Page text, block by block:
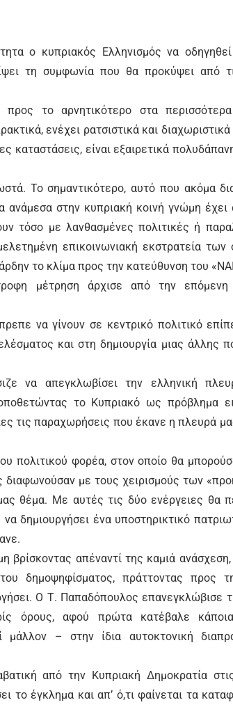
ο κυπριακός Ελληνισμός να
τη συμφωνία που θα προκύψει από
το αρνητικότερo στα
ενέχει ρατσιστικά και διαχωριστικά
είναι εξαιρετικά
Το σημαντικότερο, αυτό που ακόμα
ανάμεσα στην κυπριακή κοινή γνώμη έχει
τόσο με λανθασμένες πολιτικές ή
επικοινωνιακή εκστρατεία
το κλίμα προς την κατεύθυνση του
μέτρηση άρχισε από την
να γίνουν σε κεντρικό πολιτικό
και στη δημιουργία μιας άλλης
να απεγκλωβίσει την ελληνική
το Κυπριακό ως πρόβλημα
τις παραχωρήσεις που έκανε η πλευρά
πολιτικού φορέα, στον οποίο θα
διαφωνούσαν με τους χειρισμούς των
θέμα. Με αυτές τις δύο ενέργειες θα
δημιουργήσει ένα υποστηρικτικό
βρίσκοντας απέναντί της καμιά
δημοψηφίσματος, πράττοντας προς
Ο Τ. Παπαδόπουλος επανεγκλώβισε
όρους, αφού πρώτα κατέβαλε
– στην ίδια αυτοκτονική
από την Κυπριακή Δημοκρατία
το έγκλημα και απ’ ό,τι φαίνεται τα